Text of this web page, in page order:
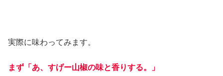
実際に味わってみます。
まず「あ、すげー山椒の味と香りする。」